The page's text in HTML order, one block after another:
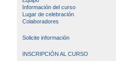
Información del curso
Lugar de celebración
Colaboradores
Solicite información
INSCRIPCIÓN AL CURSO